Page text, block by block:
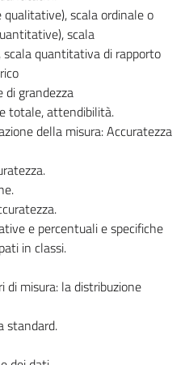
scala ordinale o
scala
quantitativa di rapporto
di grandezza
totale, attendibilità.
della misura: Accuratezza
e percentuali e specifiche
in classi.
di misura: la distribuzione
standard.